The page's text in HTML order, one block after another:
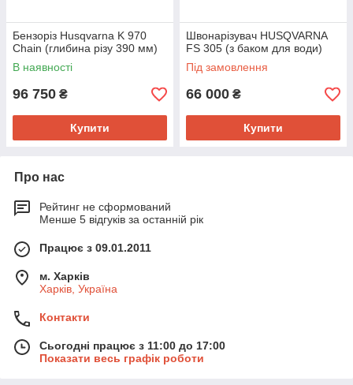
Бензоріз Husqvarna K 970
Chain (глибина різу 390 мм)
В наявності
96 750 ₴
Купити
Швонарізувач HUSQVARNA
FS 305 (з баком для води)
Під замовлення
66 000 ₴
Купити
Про нас
Рейтинг не сформований
Менше 5 відгуків за останній рік
Працює з 09.01.2011
м. Харків
Харків, Україна
Контакти
Сьогодні працює з 11:00 до 17:00
Показати весь графік роботи